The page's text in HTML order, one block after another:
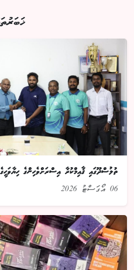
ތުލުސްދޫގައި ޤާއިމްކުރާ އިސްރަށްވެހިންގެ
06 އޯގަސްޓު 2026